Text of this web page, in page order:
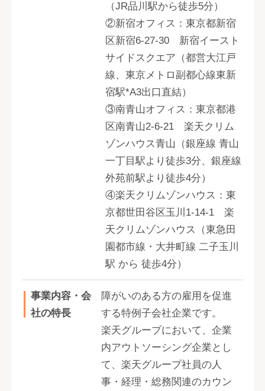
（JR品川駅から徒歩5分）
②新宿オフィス：東京都新宿
区新宿6-27-30 新宿イースト
サイドスクエア（都営大江戸
線、東京メトロ副都心線東新
宿駅*A3出口直結）
③南青山オフィス：東京都港
区南青山2-6-21 楽天クリム
ゾンハウス青山（銀座線 青山
一丁目駅より徒歩3分、銀座線
外苑前駅より徒歩4分）
④楽天クリムゾンハウス：東
京都世田谷区玉川1-14-1 楽
天クリムゾンハウス（東急田
園都市線・大井町線 二子玉川
駅 から 徒歩4分）
事業内容・会
社の特長
障がいのある方の雇用を促進
する特例子会社企業です。
楽天グループにおいて、企業
内アウトソーシング企業とし
て、楽天グループ社員の人
事・経理・総務関連のカウン